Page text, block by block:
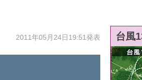
2011年05月24日19:51発表 台風